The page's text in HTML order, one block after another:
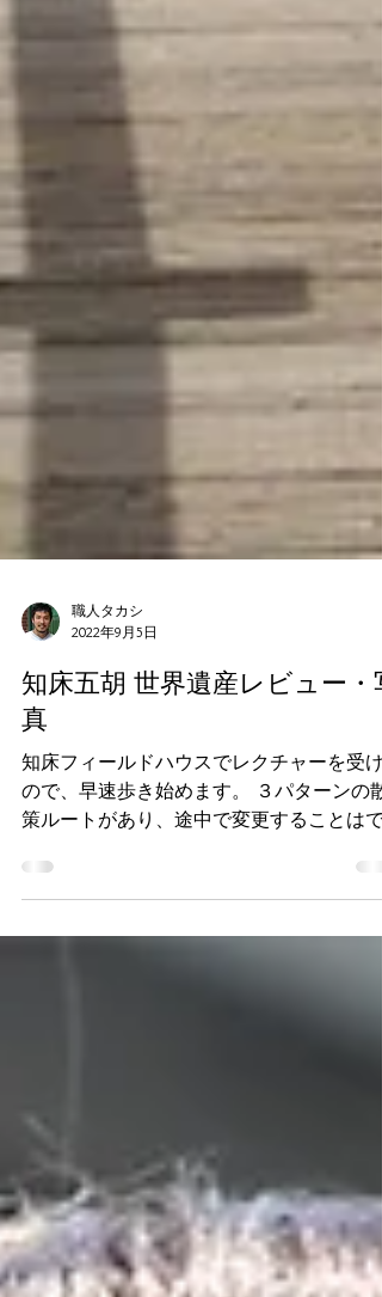
2022年9月5日
知床五胡 世界遺産レビュー・
真
知床フィールドハウスでレクチャーを受け
策ルートがあり、途中で変更することはで
ません。